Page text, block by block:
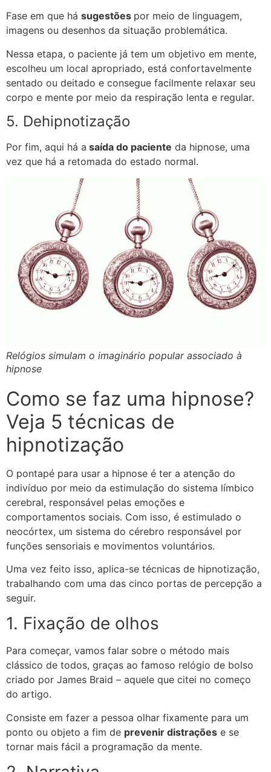
Fase em que há sugestões por meio de linguagem,
imagens ou desenhos da situação problemática.
Nessa etapa, o paciente já tem um objetivo em mente,
escolheu um local apropriado, está confortavelmente
sentado ou deitado e consegue facilmente relaxar seu
corpo e mente por meio da respiração lenta e regular.
5. Dehipnotização
Por fim, aqui há a saída do paciente da hipnose, uma
vez que há a retomada do estado normal.
Relógios simulam o imaginário popular associado à
hipnose
Como se faz uma hipnose?
Veja 5 técnicas de
hipnotização
O pontapé para usar a hipnose é ter a atenção do
indivíduo por meio da estimulação do sistema límbico
cerebral, responsável pelas emoções e
comportamentos sociais. Com isso, é estimulado o
neocórtex, um sistema do cérebro responsável por
funções sensoriais e movimentos voluntários.
Uma vez feito isso, aplica-se técnicas de hipnotização,
trabalhando com uma das cinco portas de percepção a
seguir.
1. Fixação de olhos
Para começar, vamos falar sobre o método mais
clássico de todos, graças ao famoso relógio de bolso
criado por James Braid – aquele que citei no começo
do artigo.
Consiste em fazer a pessoa olhar fixamente para um
ponto ou objeto a fim de prevenir distrações e se
tornar mais fácil a programação da mente.